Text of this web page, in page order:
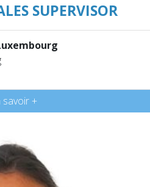
SUPERVISOR
savoir +